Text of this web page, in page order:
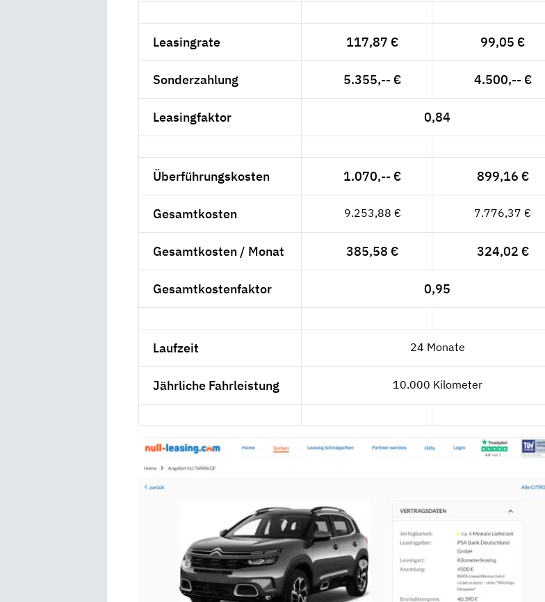
Leasingrate 117,87 € 99,05 €
Sonderzahlung 5.355,-- € 4.500,-- €
Leasingfaktor 0,84
Überführungskosten 1.070,-- € 899,16 €
Gesamtkosten 9.253,88 € 7.776,37 €
Gesamtkosten / Monat 385,58 € 324,02 €
Gesamtkostenfaktor 0,95
Laufzeit 24 Monate
Jährliche Fahrleistung 10.000 Kilometer